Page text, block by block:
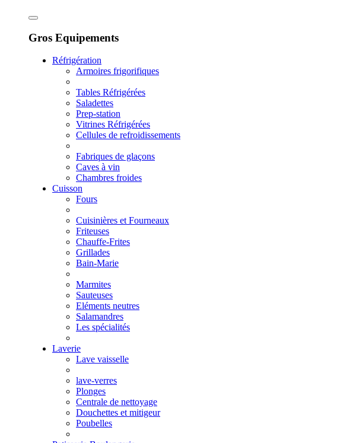
Gros Equipements
Réfrigération
Armoires frigorifiques
Tables Réfrigérées
Saladettes
Prep-station
Vitrines Réfrigérées
Cellules de refroidissements
Fabriques de glaçons
Caves à vin
Chambres froides
Cuisson
Fours
Cuisinières et Fourneaux
Friteuses
Chauffe-Frites
Grillades
Bain-Marie
Marmites
Sauteuses
Eléments neutres
Salamandres
Les spécialités
Laverie
Lave vaisselle
lave-verres
Plonges
Centrale de nettoyage
Douchettes et mitigeur
Poubelles